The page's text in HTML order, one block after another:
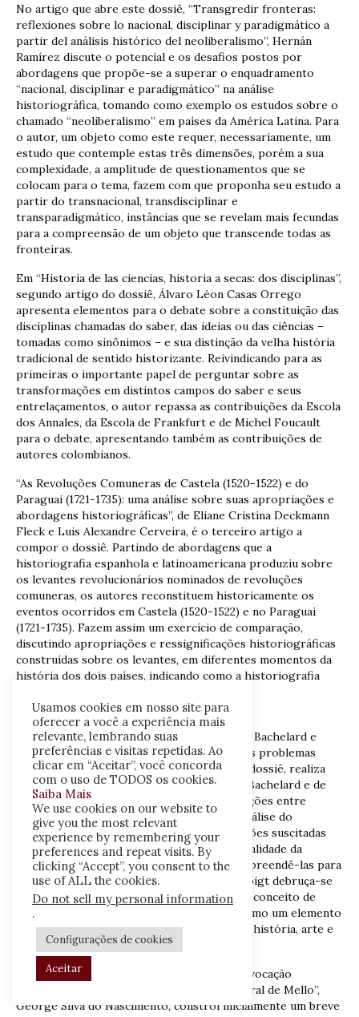
No artigo que abre este dossiê, “Transgredir fronteras:
reflexiones sobre lo nacional, disciplinar y paradigmático a
partir del análisis histórico del neoliberalismo”, Hernán
Ramírez discute o potencial e os desafios postos por
abordagens que propõe-se a superar o enquadramento
“nacional, disciplinar e paradigmático” na análise
historiográfica, tomando como exemplo os estudos sobre o
chamado “neoliberalismo” em países da América Latina. Para
o autor, um objeto como este requer, necessariamente, um
estudo que contemple estas três dimensões, porém a sua
complexidade, a amplitude de questionamentos que se
colocam para o tema, fazem com que proponha seu estudo a
partir do transnacional, transdisciplinar e
transparadigmático, instâncias que se revelam mais fecundas
para a compreensão de um objeto que transcende todas as
fronteiras.
Em “Historia de las ciencias, historia a secas: dos disciplinas”,
segundo artigo do dossiê, Álvaro Léon Casas Orrego
apresenta elementos para o debate sobre a constituição das
disciplinas chamadas do saber, das ideias ou das ciências –
tomadas como sinônimos – e sua distinção da velha história
tradicional de sentido historizante. Reivindicando para as
primeiras o importante papel de perguntar sobre as
transformações em distintos campos do saber e seus
entrelaçamentos, o autor repassa as contribuições da Escola
dos Annales, da Escola de Frankfurt e de Michel Foucault
para o debate, apresentando também as contribuições de
autores colombianos.
“As Revoluções Comuneras de Castela (1520-1522) e do
Paraguai (1721-1735): uma análise sobre suas apropriações e
abordagens historiográficas”, de Eliane Cristina Deckmann
Fleck e Luis Alexandre Cerveira, é o terceiro artigo a
compor o dossiê. Partindo de abordagens que a
historiografia espanhola e latinoamericana produziu sobre
os levantes revolucionários nominados de revoluções
comuneras, os autores reconstituem historicamente os
eventos ocorridos em Castela (1520-1522) e no Paraguai
(1721-1735). Fazem assim um exercício de comparação,
discutindo apropriações e ressignificações historiográficas
construídas sobre os levantes, em diferentes momentos da
história dos dois países, indicando como a historiografia
instrumentalização política dos mesmos.
André Fabiano Voigt em seu artigo, “Gaston Bachelard e
Jacques Rancière: uma visão comparativa dos problemas
entre história, arte e imagem”, o quarto do dossiê, realiza
uma comparação entre as ideias de Gaston Bachelard e de
Jacques Rancière acerca das complexas relações entre
história, arte e imagem. O autor parte da análise do
pensamento de Bachelard, apontando questões suscitadas
por este – como, por exemplo, a da temporalidade da
imagem literário-poética – e buscando compreendê-las para
além da obra daquele filósofo. Para tanto, Voigt debruça-se
sobre a obra de Rancière, apontando para o conceito de
“regime estético da arte”, extraído desta, como um elemento
inovador no debate sobre as relações entre história, arte e
imagem.
No quinto artigo deste dossiê, intitulado “Evocação
Pernambucana: O Rubro Veio, de Evaldo Cabral de Mello”,
George Silva do Nascimento, constrói inicialmente um breve
Usamos cookies em nosso site para
oferecer a você a experiência mais
relevante, lembrando suas
preferências e visitas repetidas. Ao
clicar em “Aceitar”, você concorda
com o uso de TODOS os cookies.
Saiba Mais
We use cookies on our website to
give you the most relevant
experience by remembering your
preferences and repeat visits. By
clicking “Accept”, you consent to the
use of ALL the cookies.
Do not sell my personal information
.
Configurações de cookies
Aceitar